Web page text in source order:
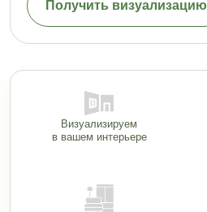
Получить визуализацию
Визуализируем
в вашем интерьере